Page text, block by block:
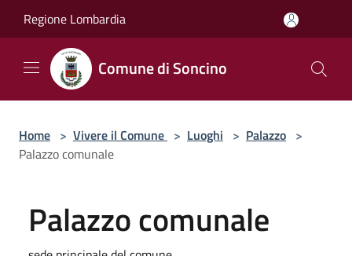
Regione Lombardia
Comune di Soncino
Home > Vivere il Comune > Luoghi > Palazzo >
Palazzo comunale
Palazzo comunale